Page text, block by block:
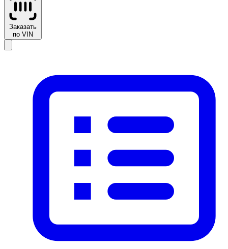
Заказать
по VIN